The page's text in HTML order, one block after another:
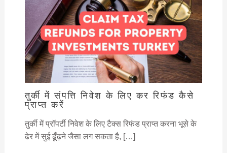
तुर्की में संपत्ति निवेश के लिए कर रिफंड कैसे
प्राप्त करें
तुर्की में प्रॉपर्टी निवेश के लिए टैक्स रिफंड प्राप्त करना भूसे के
ढेर में सुई ढूँढ़ने जैसा लग सकता है, […]